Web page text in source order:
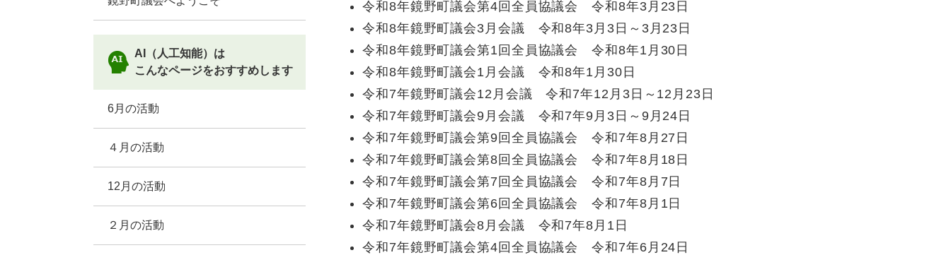
令和8年鏡野町議会第4回全員協議会 令和8年3月23日
令和8年鏡野町議会3月会議 令和8年3月3日～3月23日
令和8年鏡野町議会第1回全員協議会 令和8年1月30日
令和8年鏡野町議会1月会議 令和8年1月30日
令和7年鏡野町議会12月会議 令和7年12月3日～12月23日
令和7年鏡野町議会9月会議 令和7年9月3日～9月24日
令和7年鏡野町議会第9回全員協議会 令和7年8月27日
令和7年鏡野町議会第8回全員協議会 令和7年8月18日
令和7年鏡野町議会第7回全員協議会 令和7年8月7日
令和7年鏡野町議会第6回全員協議会 令和7年8月1日
令和7年鏡野町議会8月会議 令和7年8月1日
令和7年鏡野町議会第4回全員協議会 令和7年6月24日
AI（人工知能）は
こんなページをおすすめします
6月の活動
４月の活動
12月の活動
２月の活動